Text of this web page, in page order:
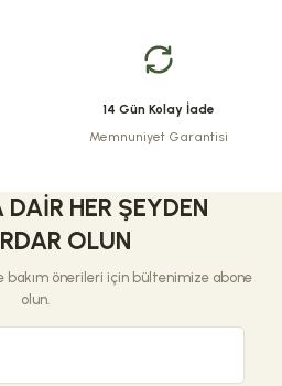
14 Gün Kolay İade
Memnuniyet Garantisi
HER ŞEYDEN
OLUN
bakım önerileri için bültenimize abone
olun.